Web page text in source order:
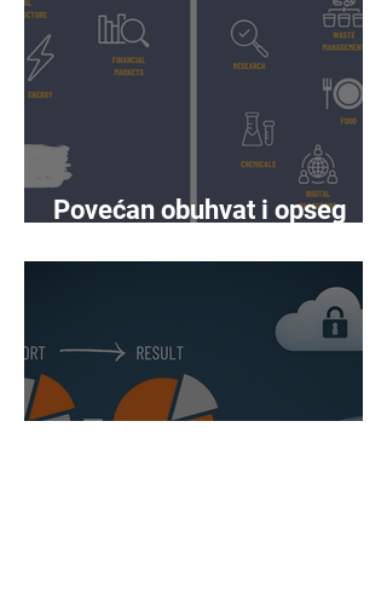
Povećan obuhvat i opseg